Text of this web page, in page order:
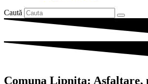
Caută
Comuna Lipnița: Asfaltare,